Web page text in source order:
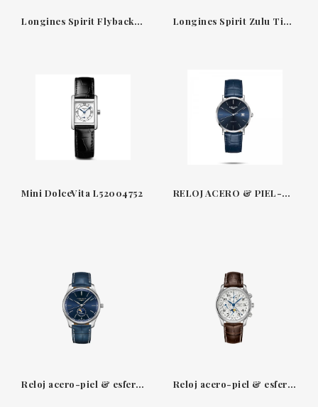
Longines Spirit Flyback L38215532 - Reloj Automático con Función Flyback y Dial Verde Longines Spirit Zulu Time L3.802.5.53.6 - Reloj Automático con Bisel de Cerámica y Esfera Antracita
Mini DolceVita L52004752 RELOJ ACERO & PIEL-AZUL 39 MM THE ELEGANT COLLECTION LONGINES L4910SL
Reloj acero-piel & esfera azul 42mm fase lunar Master Collection Longines Reloj acero-piel & esfera blanca fase lunar-calendario anual Master Collection Longines